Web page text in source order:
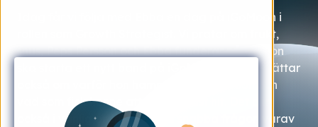
Idag får vi följa med Ebba en dag på iGoMoon i
rollen som Growth Strategist. Vi pratar om frukt,
snus, Peps Persson och Ebba funderar på om hon
ska starta ett nytt band på iGoMoon. Ebba berättar
också om varför hon hamnade på iGoMoon och
vad som fick henne att komma just hit. Det blir
också i vanlig ordning några snabba frågor, varav